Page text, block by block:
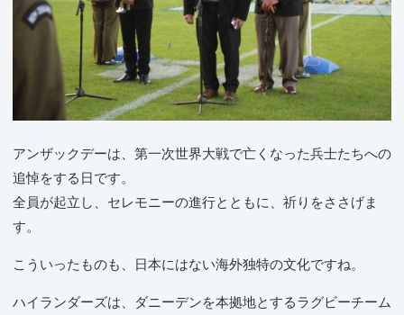
アンザックデーは、第一次世界大戦で亡くなった兵士たちへの
追悼をする日です。
全員が起立し、セレモニーの進行とともに、祈りをささげま
す。
こういったものも、日本にはない海外独特の文化ですね。
ハイランダーズは、ダニーデンを本拠地とするラグビーチーム